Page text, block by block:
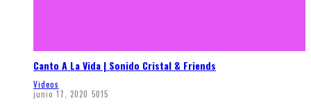
Canto A La Vida | Sonido Cristal & Friends
Videos
junio 17, 2020 5015